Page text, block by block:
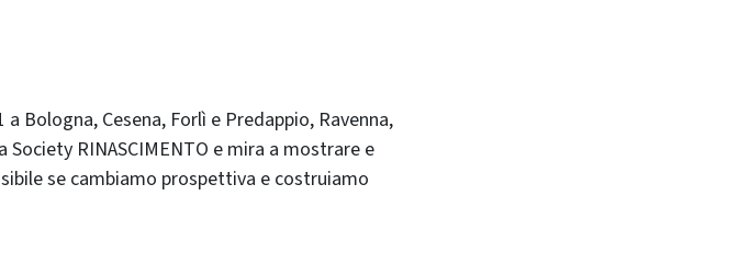
Bologna, Cesena, Forlì e Predappio, Ravenna,
RINASCIMENTO e mira a mostrare e
se cambiamo prospettiva e costruiamo